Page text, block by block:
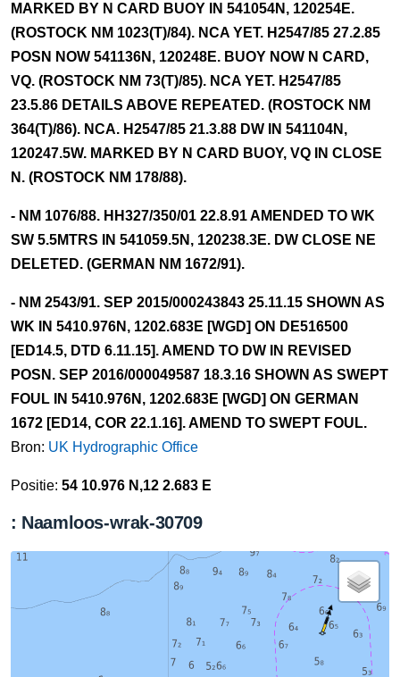
MARKED BY N CARD BUOY IN 541054N, 120254E.
(ROSTOCK NM 1023(T)/84). NCA YET. H2547/85 27.2.85
POSN NOW 541136N, 120248E. BUOY NOW N CARD,
VQ. (ROSTOCK NM 73(T)/85). NCA YET. H2547/85
23.5.86 DETAILS ABOVE REPEATED. (ROSTOCK NM
364(T)/86). NCA. H2547/85 21.3.88 DW IN 541104N,
120247.5W. MARKED BY N CARD BUOY, VQ IN CLOSE
N. (ROSTOCK NM 178/88).
- NM 1076/88. HH327/350/01 22.8.91 AMENDED TO WK
SW 5.5MTRS IN 541059.5N, 120238.3E. DW CLOSE NE
DELETED. (GERMAN NM 1672/91).
- NM 2543/91. SEP 2015/000243843 25.11.15 SHOWN AS
WK IN 5410.976N, 1202.683E [WGD] ON DE516500
[ED14.5, DTD 6.11.15]. AMEND TO DW IN REVISED
POSN. SEP 2016/000049587 18.3.16 SHOWN AS SWEPT
FOUL IN 5410.976N, 1202.683E [WGD] ON GERMAN
1672 [ED14, COR 22.1.16]. AMEND TO SWEPT FOUL.
Bron: UK Hydrographic Office
Positie: 54 10.976 N,12 2.683 E
: Naamloos-wrak-30709